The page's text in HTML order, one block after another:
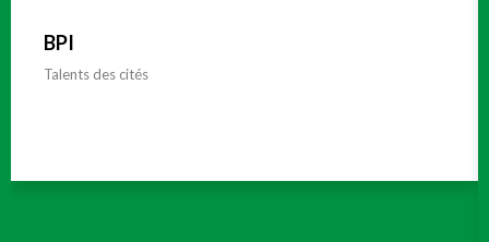
BPI
Talents des cités